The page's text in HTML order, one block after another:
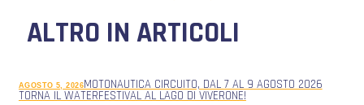
ALTRO IN ARTICOLI
AGOSTO 5, 2026MOTONAUTICA CIRCUITO, DAL 7 AL 9 AGOSTO 2026
TORNA IL WATERFESTIVAL AL LAGO DI VIVERONE!